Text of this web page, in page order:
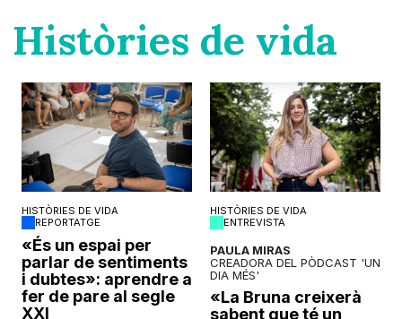
Històries de vida
HISTÒRIES DE VIDA
REPORTATGE
«És un espai per
parlar de sentiments
i dubtes»: aprendre a
fer de pare al segle
XXI
HISTÒRIES DE VIDA
ENTREVISTA
PAULA MIRAS
CREADORA DEL PÒDCAST 'UN
DIA MÉS'
«La Bruna creixerà
sabent que té un